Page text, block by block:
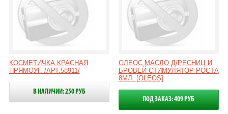
КОСМЕТИЧКА КРАСНАЯ
ПРЯМОУГ. /АРТ.58911/
В НАЛИЧИИ: 250 РУБ
ОЛЕОС МАСЛО Д/РЕСНИЦ И
БРОВЕЙ СТИМУЛЯТОР РОСТА
8МЛ. [OLEOS]
ПОД ЗАКАЗ: 409 РУБ